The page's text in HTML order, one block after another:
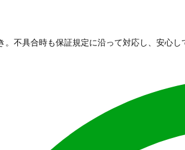
。不具合時も保証規定に沿って対応し、安心